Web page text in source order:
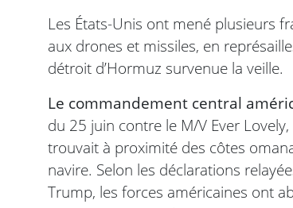
Les États-Unis ont mené plusieurs
aux drones et missiles, en
détroit d’Hormuz survenue la veille.
Le commandement central
du 25 juin contre le M/V Ever
trouvait à proximité des côtes
navire. Selon les déclarations
Trump, les forces américaines ont